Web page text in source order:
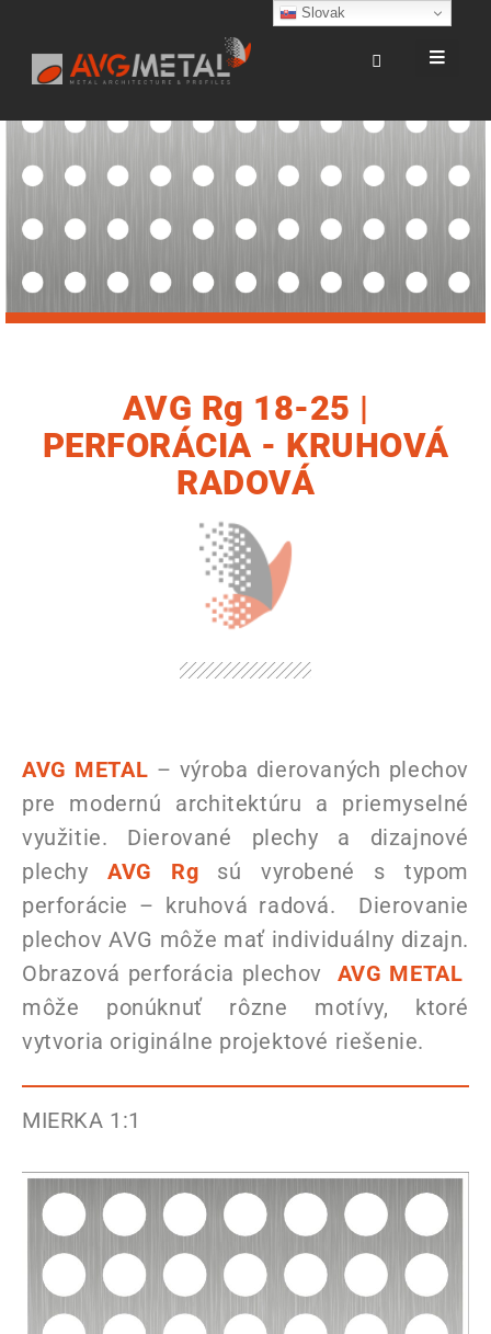
AVG Rg 18-25 |
PERFORÁCIA - KRUHOVÁ
RADOVÁ
AVG METAL – výroba dierovaných plechov
pre modernú architektúru a priemyselné
využitie. Dierované plechy a dizajnové
plechy AVG Rg sú vyrobené s typom
perforácie – kruhová radová. Dierovanie
plechov AVG môže mať individuálny dizajn.
Obrazová perforácia plechov AVG METAL
môže ponúknuť rôzne motívy, ktoré
vytvoria originálne projektové riešenie.
MIERKA 1:1
Slovak